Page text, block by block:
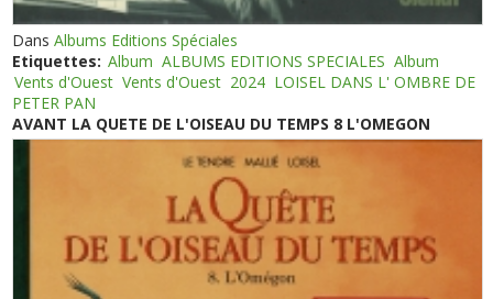
DansAlbums Editions Spéciales
Etiquettes: Album ALBUMS EDITIONS SPECIALES Album
Vents d'Ouest Vents d'Ouest 2024 LOISEL DANS L' OMBRE DE
PETER PAN
AVANT LA QUETE DE L'OISEAU DU TEMPS 8 L'OMEGON